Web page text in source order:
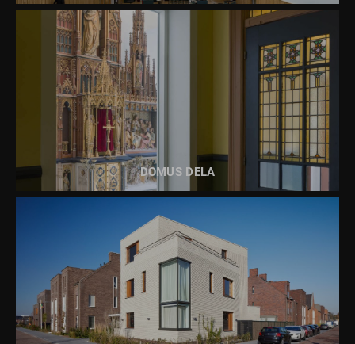
DOMUS DELA
BEKIJK DIT PROJECT
BEKIJK DIT PROJECT